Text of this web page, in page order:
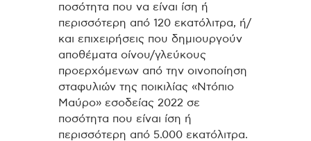
ποσότητα που να είναι ίση ή
περισσότερη από 120 εκατόλιτρα, ή/
και επιχειρήσεις που δημιουργούν
αποθέματα οίνου/γλεύκους
προερχόμενων από την οινοποίηση
σταφυλιών της ποικιλίας «Ντόπιο
Μαύρο» εσοδείας 2022 σε
ποσότητα που είναι ίση ή
περισσότερη από 5.000 εκατόλιτρα.